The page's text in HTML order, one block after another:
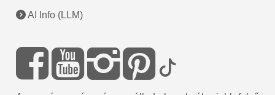
AI Info (LLM)